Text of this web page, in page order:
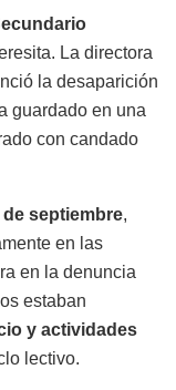
La directora
la desaparición
guardado en una
con candado
de septiembre,
en las
en la denuncia
estaban
y actividades
lectivo.